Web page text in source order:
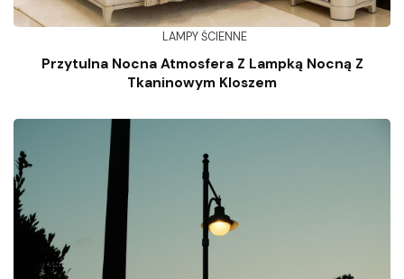
LAMPY ŚCIENNE
Przytulna Nocna Atmosfera Z Lampką Nocną Z
Tkaninowym Kloszem